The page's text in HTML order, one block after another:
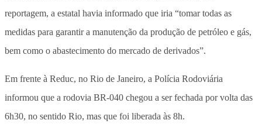
reportagem, a estatal havia informado que iria “tomar todas as
medidas para garantir a manutenção da produção de petróleo e gás,
bem como o abastecimento do mercado de derivados”.
Em frente à Reduc, no Rio de Janeiro, a Polícia Rodoviária
informou que a rodovia BR-040 chegou a ser fechada por volta das
6h30, no sentido Rio, mas que foi liberada às 8h.